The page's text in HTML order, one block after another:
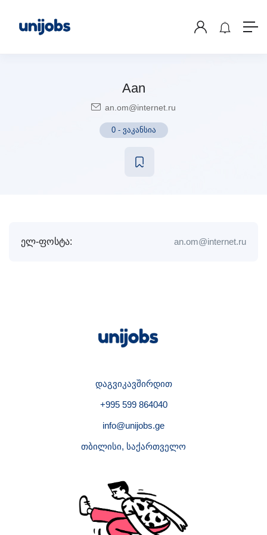
Aan
an.om@internet.ru
0- ვაკანსია
ელ-ფოსტა: an.om@internet.ru
დაგვიკავშირდით
+995 599 864040
info@unijobs.ge
თბილისი, საქართველო